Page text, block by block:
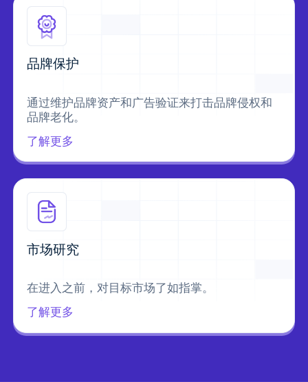
品牌保护
通过维护品牌资产和广告验证来打击品牌侵权和
品牌老化。
了解更多
市场研究
在进入之前，对目标市场了如指掌。
了解更多